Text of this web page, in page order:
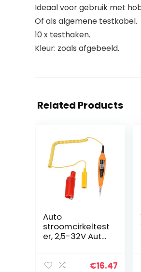
Ideaal voor gebruik met
Of als algemene testkabel.
10 x testhaken.
Kleur: zoals afgebeeld.
Related Products
Auto
stroomcirkeltest
er, 2,5-32V Auto
potlood
€16.47